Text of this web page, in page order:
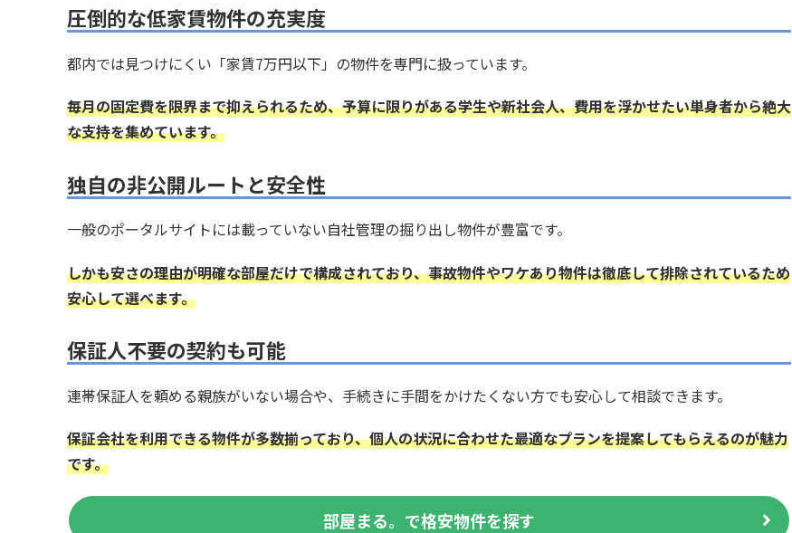
圧倒的な低家賃物件の充実度
都内では見つけにくい「家賃7万円以下」の物件を専門に扱っています。
毎月の固定費を限界まで抑えられるため、予算に限りがある学生や新社会人、費用を浮かせたい単身者から絶大
な支持を集めています。
独自の非公開ルートと安全性
一般のポータルサイトには載っていない自社管理の掘り出し物件が豊富です。
しかも安さの理由が明確な部屋だけで構成されており、事故物件やワケあり物件は徹底して排除されているため
安心して選べます。
保証人不要の契約も可能
連帯保証人を頼める親族がいない場合や、手続きに手間をかけたくない方でも安心して相談できます。
保証会社を利用できる物件が多数揃っており、個人の状況に合わせた最適なプランを提案してもらえるのが魅力
です。
部屋まる。で格安物件を探す